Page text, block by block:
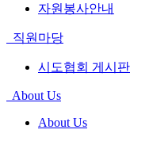
자원봉사안내
직원마당
시도협회 게시판
About Us
About Us